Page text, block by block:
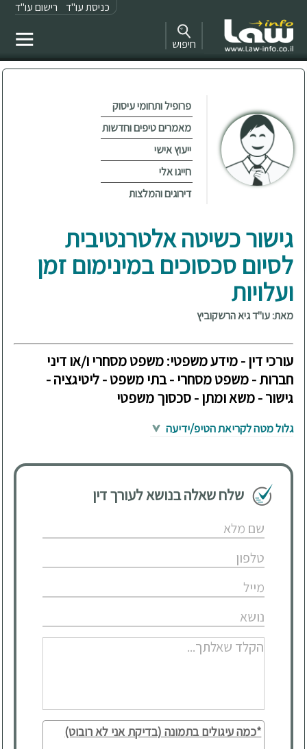
כניסת עו"ד רישום עו"ד
חיפוש
פרופיל ותחומי עיסוק
מאמרים טיפים וחדשות
ייעוץ אישי
חייגו אלי
דירוגים והמלצות
גישור כשיטה אלטרנטיבית
לסיום סכסוכים במינימום זמן
ועלויות
מאת: עו"ד גיא הרשקוביץ
עורכי דין - מידע משפטי: משפט מסחרי ו/או דיני
חברות - משפט מסחרי - בתי משפט - ליטיגציה -
גישור - משא ומתן - סכסוך משפטי
גלול מטה לקריאת הטיפ/ידיעה
שלח שאלה בנושא לעורך דין
*כמה עיגולים בתמונה (בדיקת אני לא רובוט)